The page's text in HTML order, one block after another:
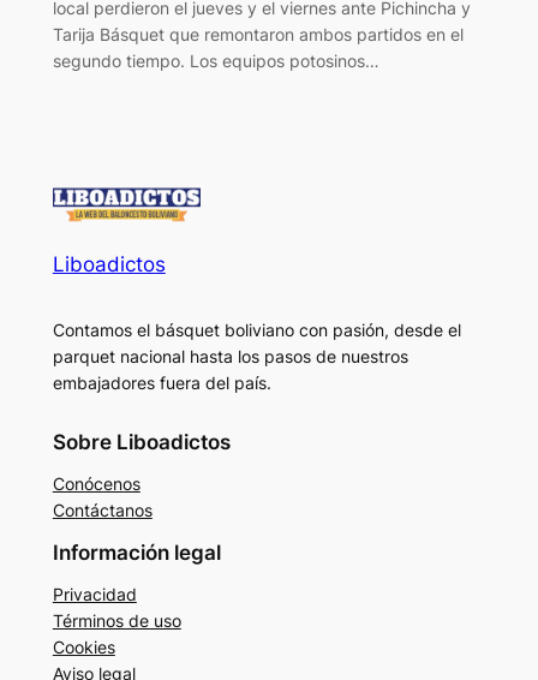
local perdieron el jueves y el viernes ante Pichincha y
Tarija Básquet que remontaron ambos partidos en el
segundo tiempo. Los equipos potosinos…
Liboadictos
Contamos el básquet boliviano con pasión, desde el
parquet nacional hasta los pasos de nuestros
embajadores fuera del país.
Sobre Liboadictos
Conócenos
Contáctanos
Información legal
Privacidad
Términos de uso
Cookies
Aviso legal